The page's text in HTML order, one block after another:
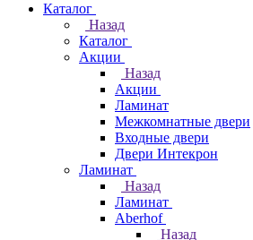
Каталог
Назад
Каталог
Акции
Назад
Акции
Ламинат
Межкомнатные двери
Входные двери
Двери Интекрон
Ламинат
Назад
Ламинат
Aberhof
Назад